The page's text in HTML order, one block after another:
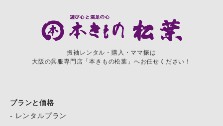
振袖レンタル・購入・ママ振は
大阪の呉服専門店「本きもの松葉」へお任せください！
プランと価格
- レンタルプラン